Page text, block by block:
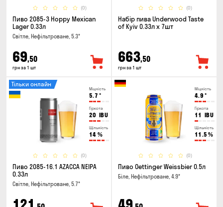
(0)
Пиво 2085-3 Hoppy Mexican
Lager 0.33л
Світле, Нефільтроване, 5.3°
69,50
грн за 1 шт
(0)
Набір пива Underwood Taste
of Kyiv 0.33л x 7шт
663,50
грн за 1 шт
Міцність
5.7 °
Гіркота
20 IBU
Щільність
14 %
(0)
Тільки онлайн
Пиво 2085-16.1 AZACCA NEIPA
0.33л
Світле, Нефільтроване, 5.7°
Міцність
4.9 °
Гіркота
11 IBU
Щільність
11.5 %
(0)
Пиво Oettinger Weissbier 0.5л
Біле, Нефільтроване, 4.9°